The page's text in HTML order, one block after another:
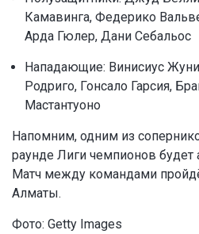
Камавинга, Федерико
Арда Гюлер, Дани Себальос
Нападающие: Винисиус
Родриго, Гонсало Гарсия,
Мастантуоно
Напомним, одним из
раунде Лиги чемпионов будет
Матч между командами
Алматы.
Фото: Getty Images